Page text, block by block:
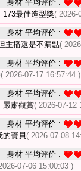
身材 平均评价 :
173最佳造型獎( 2026-
身材 平均评价 :
主播還是不漏點(
身材 平均评价 :
( 2026-07-17 16:57:44 )
身材 平均评价 :
嚴肅觀賞( 2026-07-12
身材 平均评价 :
的寶貝 ( 2026-07-08
身材 平均评价 :
07-06 15:00:03 )